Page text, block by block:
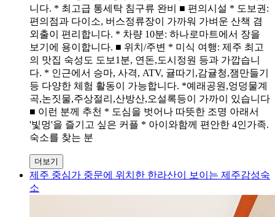
니다. * 최고급 통세탁 침구류 완비 ■ 편의시설 * 도보권:
편의점과 다이소, 버스정류장이 가까워 가벼운 산책 겸
외출이 편리합니다. * 차량 10분: 하나로마트에서 장을
보기에 용이합니다. ■ 위치/주변 * 미식 여행: 제주 최고
의 맛집 숙성도 도보1분, 연돈,도시정원 등과 가깝습니
다. * 인근에서 승마, 사격, ATV, 귤따기,감귤청,잼만들기
등 다양한 체험 활동이 가능합니다. *예래공원,엉덩물계
곡,논짓물,주상절리,산방산,오설록등이 가까이 있습니다
■ 이런 분께 추천 * 도심을 벗어나 따뜻한 조명 아래서
'빛멍'을 즐기고 싶은 커플 * 아이와함께 편안한 4인가족.
숙소를 찾는 분
더보기
제주 중심가 중문에 위치한 한라산이 보이는 제주감성숙
소